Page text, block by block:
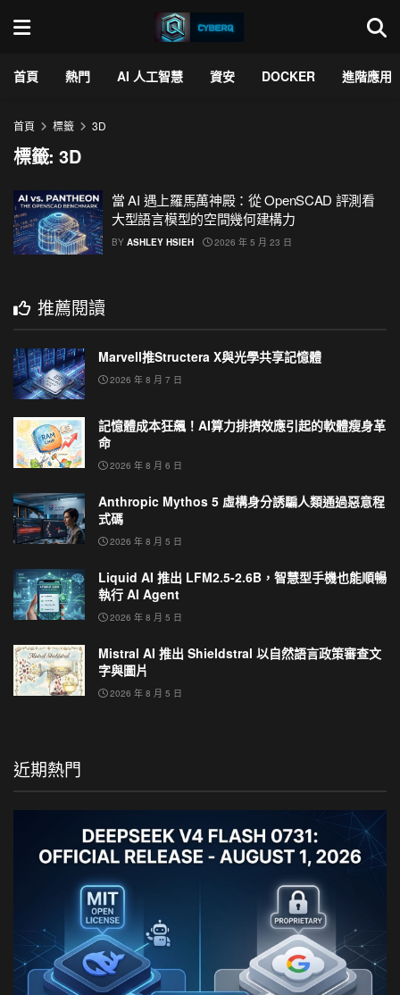
首頁 熱門 AI 人工智慧 資安 DOCKER 進階應用
首頁 標籤 3D
標籤:3D
當 AI 遇上羅馬萬神殿：從 OpenSCAD 評測看
大型語言模型的空間幾何建構力
BY ASHLEY HSIEH 2026 年 5 月 23 日
推薦閱讀
Marvell推Structera X與光學共享記憶體
2026 年 8 月 7 日
記憶體成本狂飆！AI算力排擠效應引起的軟體瘦身革
命
2026 年 8 月 6 日
Anthropic Mythos 5 虛構身分誘騙人類通過惡意程
式碼
2026 年 8 月 5 日
Liquid AI 推出 LFM2.5-2.6B，智慧型手機也能順暢
執行 AI Agent
2026 年 8 月 5 日
Mistral AI 推出 Shieldstral 以自然語言政策審查文
字與圖片
2026 年 8 月 5 日
近期熱門